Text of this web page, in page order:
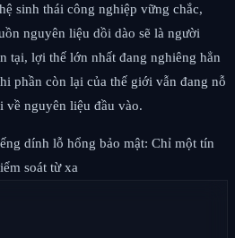
sinh thái công nghiệp vững chắc,
nguyên liệu dồi dào sẽ là người
tại, lợi thế lớn nhất đang nghiêng hẳn
phần còn lại của thế giới vẫn đang nỗ
về nguyên liệu đầu vào.
dính lỗ hổng bảo mật: Chỉ một tín
soát từ xa